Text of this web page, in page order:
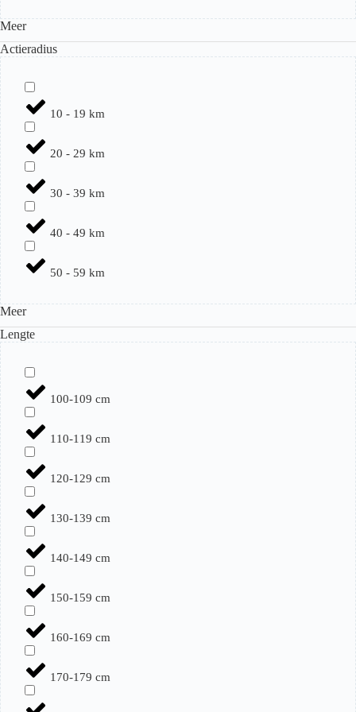
Meer
Actieradius
10 - 19 km
20 - 29 km
30 - 39 km
40 - 49 km
50 - 59 km
Meer
Lengte
100-109 cm
110-119 cm
120-129 cm
130-139 cm
140-149 cm
150-159 cm
160-169 cm
170-179 cm